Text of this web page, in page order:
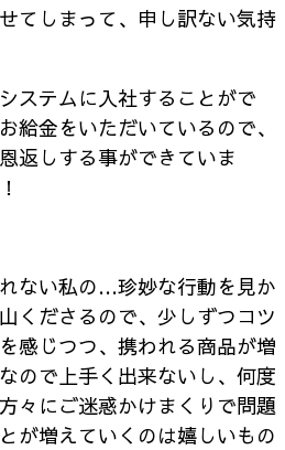
てしまって、申し訳ない気持
ステムに入社することがで
給金をいただいているので、
返しする事ができていま
ない私の…珍妙な行動を見か
くださるので、少しずつコツ
感じつつ、携われる商品が増
ので上手く出来ないし、何度
々にご迷惑かけまくりで問題
が増えていくのは嬉しいもの